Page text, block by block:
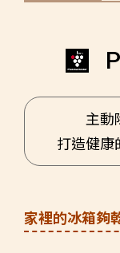
主動
打造健康
家裡的冰箱夠